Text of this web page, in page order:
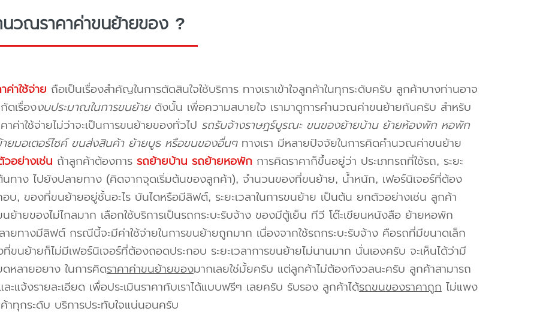
นวณราคาค่าขนย้ายของ ?
ค่าใช้จ่าย ถือเป็นเรื่องสำคัญในการตัดสินใจใช้บริการ ทางเราเข้าใจลูกค้าในทุกระดับครับ ลูกค้าบางท่านอาจ
ดเรื่องงบประมาณในการขนย้ายดังนั้น เพื่อความสบายใจ เรามาดูการคำนวณค่าขนย้ายกันครับ สำหรับ
าค่าใช้จ่ายไม่ว่าจะเป็นการขนย้ายของทั่วไป รถรับจ้างราษฎร์บูรณะ ขนของย้ายบ้าน ย้ายห้องพัก หอพัก
ยมอเตอร์ไซค์ ขนส่งสินค้า ย้ายบูธ หรือขนของอื่นๆทางเรา มีหลายปัจจัยในการคิดคำนวณค่าขนย้าย
อย่างเช่น ถ้าลูกค้าต้องการ รถย้ายบ้าน รถย้ายหอพักการคิดราคาก็ขึ้นอยู่ว่า ประเภทรถที่ใช้รถ, ระยะ
ทาง ไปยังปลายทาง (คิดจากจุดเริ่มต้นของลูกค้า), จำนวนของที่ขนย้าย, น้ำหนัก, เฟอร์นิเจอร์ที่ต้อง
บ, ของที่ขนย้ายอยู่ชั้นอะไร บันไดหรือมีลิฟต์, ระยะเวลาในการขนย้าย เป็นต้น ยกตัวอย่างเช่น ลูกค้า
ย้ายของไม่ไกลมาก เลือกใช้บริการเป็นรถกระบะรับจ้าง ของมีตู้เย็น ทีวี โต๊ะเขียนหนังสือ ย้ายหอพัก
ยทางมีลิฟต์ กรณีนี้จะมีค่าใช้จ่ายในการขนย้ายถูกมาก เนื่องจากใช้รถกระบะรับจ้าง คือรถที่มีขนาดเล็ก
ขนย้ายก็ไม่มีเฟอร์นิเจอร์ที่ต้องถอดประกอบ ระยะเวลาการขนย้ายไม่นานมาก นั่นเองครับ จะเห็นได้ว่ามี
ดหลายอยาง ในการคิดราคาค่าขนย้ายของมากเลยใช่มั้ยครับ แต่ลูกค้าไม่ต้องกังวลนะครับ ลูกค้าสามารถ
ะแจ้งรายละเอียด เพื่อประเมินราคากับเราได้แบบฟรีๆ เลยครับ รับรอง ลูกค้าได้รถขนของราคาถูกไม่แพง
าทุกระดับ บริการประทับใจแน่นอนครับ